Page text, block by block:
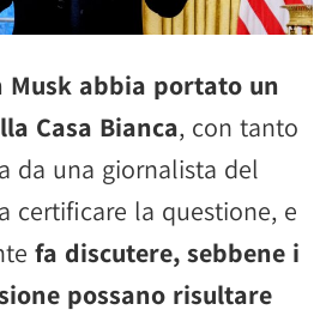
Musk abbia portato un
Casa Bianca, con tanto
da una giornalista del
certificare la questione, e
fa discutere, sebbene i
possano risultare